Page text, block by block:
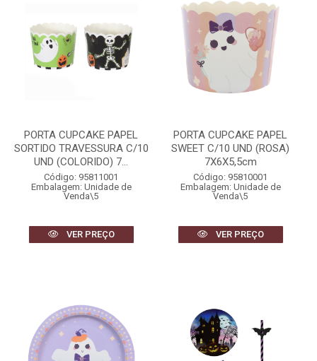
PORTA CUPCAKE PAPEL
SORTIDO TRAVESSURA C/10
UND (COLORIDO) 7...
Código: 95811001
Embalagem: Unidade de
Venda\5
VER PREÇO
PORTA CUPCAKE PAPEL
SWEET C/10 UND (ROSA)
7X6X5,5cm
Código: 95810001
Embalagem: Unidade de
Venda\5
VER PREÇO